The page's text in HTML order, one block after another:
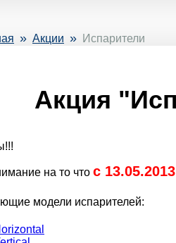
» Акции » Испарители
Акция
на то что с
модели испарителей: